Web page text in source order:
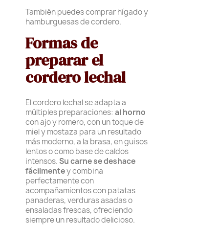
También puedes comprar hígado y
hamburguesas de cordero.
Formas de
preparar el
cordero lechal
El cordero lechal se adapta a
múltiples preparaciones:al horno
con ajo y romero, con un toque de
miel y mostaza para un resultado
más moderno, a la brasa, en guisos
lentos o como base de caldos
intensos.Su carne se deshace
fácilmentey combina
perfectamente con
acompañamientos con patatas
panaderas, verduras asadas o
ensaladas frescas, ofreciendo
siempre un resultado delicioso.